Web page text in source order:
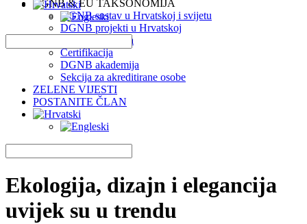
DGNB & EU TAKSONOMIJA
DGNB sustav u Hrvatskoj i svijetu
DGNB projekti u Hrvatskoj
EU Taksonomija
Certifikacija
DGNB akademija
Sekcija za akreditirane osobe
ZELENE VIJESTI
POSTANITE ČLAN
Ekologija, dizajn i elegancija
uvijek su u trendu